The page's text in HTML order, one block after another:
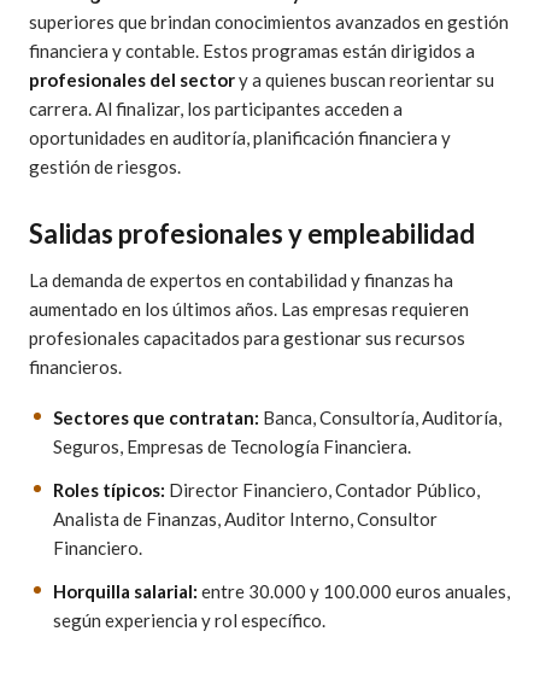
superiores que brindan conocimientos avanzados en gestión
financiera y contable. Estos programas están dirigidos a
profesionales del sectory a quienes buscan reorientar su
carrera. Al finalizar, los participantes acceden a
oportunidades en auditoría, planificación financiera y
gestión de riesgos.
Salidas profesionales y empleabilidad
La demanda de expertos en contabilidad y finanzas ha
aumentado en los últimos años. Las empresas requieren
profesionales capacitados para gestionar sus recursos
financieros.
Sectores que contratan: Banca, Consultoría, Auditoría,
Seguros, Empresas de Tecnología Financiera.
Roles típicos: Director Financiero, Contador Público,
Analista de Finanzas, Auditor Interno, Consultor
Financiero.
Horquilla salarial: entre 30.000 y 100.000 euros anuales,
según experiencia y rol específico.